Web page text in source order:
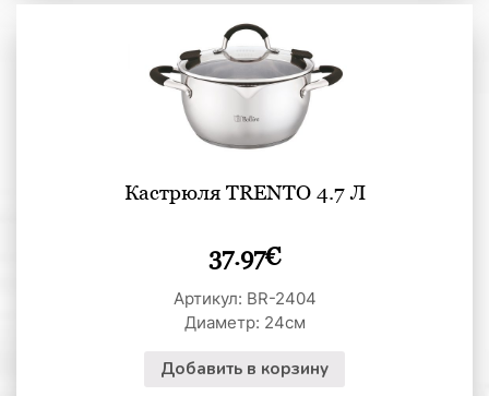
Кастрюля TRENTO 4.7 Л
37.97€
Артикул: BR-2404
Диаметр: 24см
Добавить в корзину